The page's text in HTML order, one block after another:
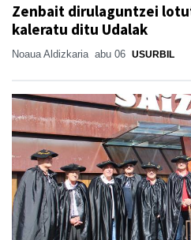
Zenbait dirulaguntzei
kaleratu ditu Udalak
Noaua Aldizkaria abu 06 USURBIL